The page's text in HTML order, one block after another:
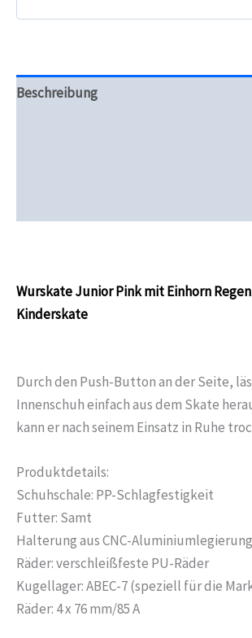
Beschreibung
Wurskate Junior Pink mit Einhorn
Kinderskate
Durch den Push-Button an der Seite,
Innenschuh einfach aus dem Skate
kann er nach seinem Einsatz in Ruhe
Produktdetails:
Schuhschale: PP-Schlagfestigkeit
Futter: Samt
Halterung aus CNC-Aluminiumlegierung
Räder: verschleißfeste PU-Räder
Kugellager: ABEC-7 (speziell für die
Räder: 4 x 76 mm/85 A